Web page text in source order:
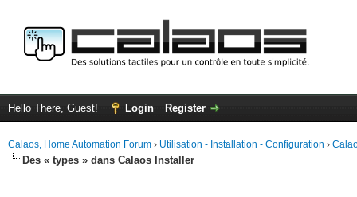
Hello There, Guest! Login Register
Calaos, Home Automation Forum › Utilisation - Installation - Configuration ›
Des « types » dans Calaos Installer